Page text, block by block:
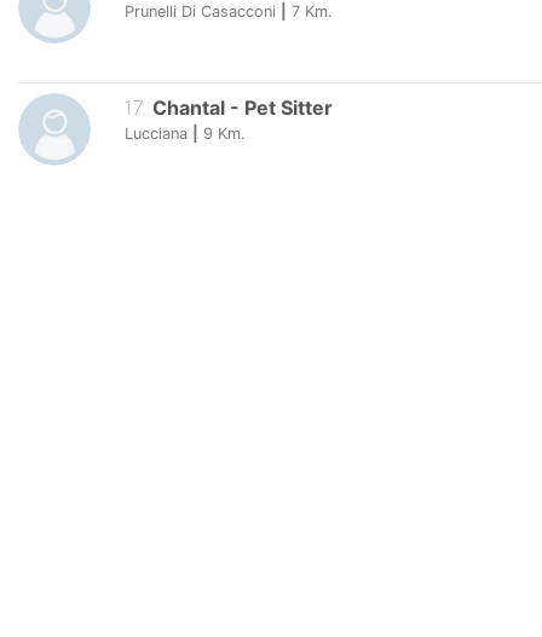
Prunelli Di Casacconi 7 Km.
17. Chantal - Pet Sitter
Lucciana 9 Km.